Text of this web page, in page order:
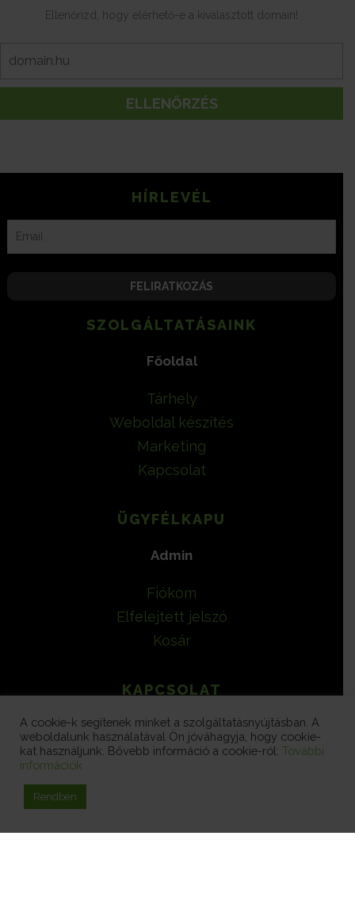
Ellenőrizd, hogy elérhető-e a kiválasztott domain!
HÍRLEVÉL
SZOLGÁLTATÁSAINK
Főoldal
Tárhely
Weboldal készítés
Marketing
Kapcsolat
ÜGYFÉLKAPU
Admin
Fiókom
Elfelejtett jelszó
Kosár
KAPCSOLAT
Elérhetőségeink
ÁSZF
A cookie-k segítenek minket a szolgáltatásnyújtásban. A
weboldalunk használatával Ön jóváhagyja, hogy cookie-
kat használjunk. Bővebb információ a cookie-ról: További
információk
Rendben